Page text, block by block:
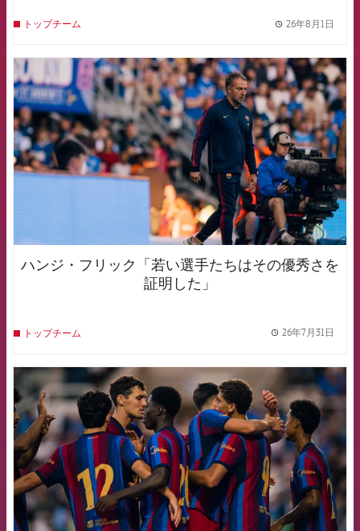
トップチーム 26年8月1日
FCB Barcelona badge
ハンジ・フリック「若い選手たちはその優秀さを
証明した」
トップチーム 26年7月31日
FCB Barcelona badge